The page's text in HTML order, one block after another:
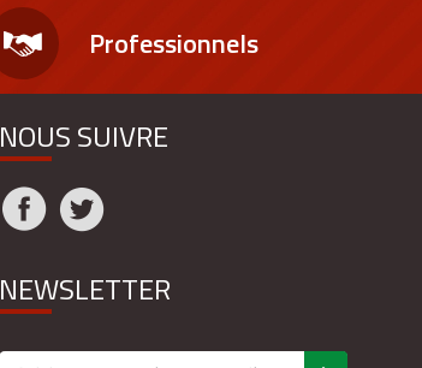
Professionnels
NOUS SUIVRE
NEWSLETTER